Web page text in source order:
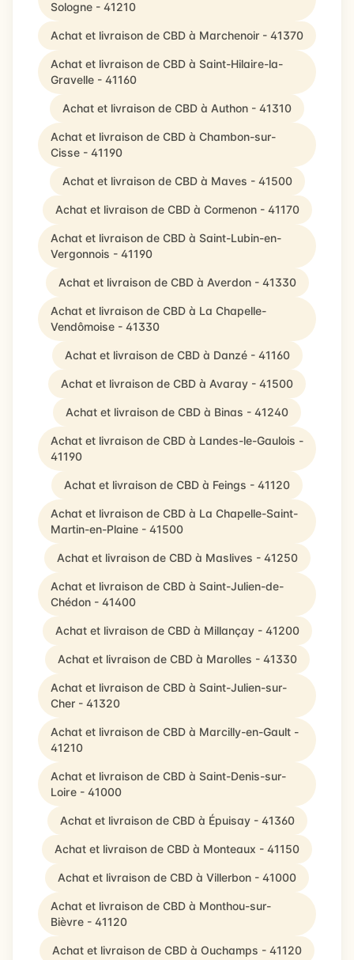
Sologne - 41210
Achat et livraison de CBD à Marchenoir - 41370
Achat et livraison de CBD à Saint-Hilaire-la-
Gravelle - 41160
Achat et livraison de CBD à Authon - 41310
Achat et livraison de CBD à Chambon-sur-
Cisse - 41190
Achat et livraison de CBD à Maves - 41500
Achat et livraison de CBD à Cormenon - 41170
Achat et livraison de CBD à Saint-Lubin-en-
Vergonnois - 41190
Achat et livraison de CBD à Averdon - 41330
Achat et livraison de CBD à La Chapelle-
Vendômoise - 41330
Achat et livraison de CBD à Danzé - 41160
Achat et livraison de CBD à Avaray - 41500
Achat et livraison de CBD à Binas - 41240
Achat et livraison de CBD à Landes-le-Gaulois -
41190
Achat et livraison de CBD à Feings - 41120
Achat et livraison de CBD à La Chapelle-Saint-
Martin-en-Plaine - 41500
Achat et livraison de CBD à Maslives - 41250
Achat et livraison de CBD à Saint-Julien-de-
Chédon - 41400
Achat et livraison de CBD à Millançay - 41200
Achat et livraison de CBD à Marolles - 41330
Achat et livraison de CBD à Saint-Julien-sur-
Cher - 41320
Achat et livraison de CBD à Marcilly-en-Gault -
41210
Achat et livraison de CBD à Saint-Denis-sur-
Loire - 41000
Achat et livraison de CBD à Épuisay - 41360
Achat et livraison de CBD à Monteaux - 41150
Achat et livraison de CBD à Villerbon - 41000
Achat et livraison de CBD à Monthou-sur-
Bièvre - 41120
Achat et livraison de CBD à Ouchamps - 41120